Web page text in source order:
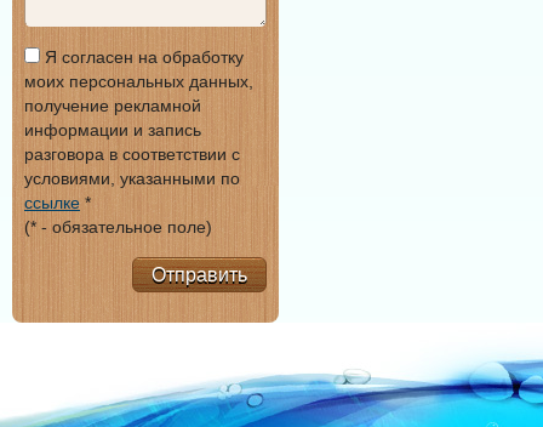
Я согласен на обработку
моих персональных данных,
получение рекламной
информации и запись
разговора в соответствии с
условиями, указанными по
ссылке *
(* - обязательное поле)
Отправить